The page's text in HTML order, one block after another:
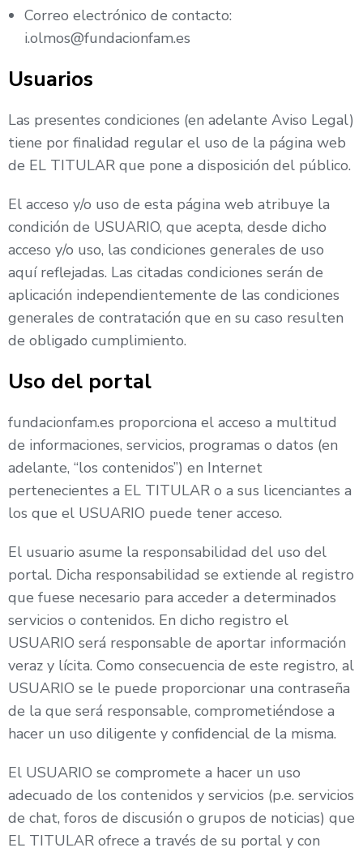
Correo electrónico de contacto:
i.olmos@fundacionfam.es
Usuarios
Las presentes condiciones (en adelante Aviso Legal)
tiene por finalidad regular el uso de la página web
de EL TITULAR que pone a disposición del público.
El acceso y/o uso de esta página web atribuye la
condición de USUARIO, que acepta, desde dicho
acceso y/o uso, las condiciones generales de uso
aquí reflejadas. Las citadas condiciones serán de
aplicación independientemente de las condiciones
generales de contratación que en su caso resulten
de obligado cumplimiento.
Uso del portal
fundacionfam.es proporciona el acceso a multitud
de informaciones, servicios, programas o datos (en
adelante, “los contenidos”) en Internet
pertenecientes a EL TITULAR o a sus licenciantes a
los que el USUARIO puede tener acceso.
El usuario asume la responsabilidad del uso del
portal. Dicha responsabilidad se extiende al registro
que fuese necesario para acceder a determinados
servicios o contenidos. En dicho registro el
USUARIO será responsable de aportar información
veraz y lícita. Como consecuencia de este registro, al
USUARIO se le puede proporcionar una contraseña
de la que será responsable, comprometiéndose a
hacer un uso diligente y confidencial de la misma.
El USUARIO se compromete a hacer un uso
adecuado de los contenidos y servicios (p.e. servicios
de chat, foros de discusión o grupos de noticias) que
EL TITULAR ofrece a través de su portal y con